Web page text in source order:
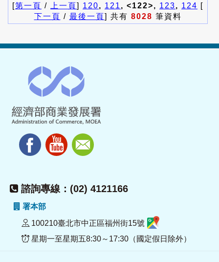
[第一頁 / 上一頁] 120, 121 , <122>, 123, 124 [
下一頁 / 最後一頁] 共有 8028 筆資料
諮詢專線：(02) 4121166
署本部
100210臺北市中正區福州街15號
星期一至星期五8:30～17:30（國定假日除外）